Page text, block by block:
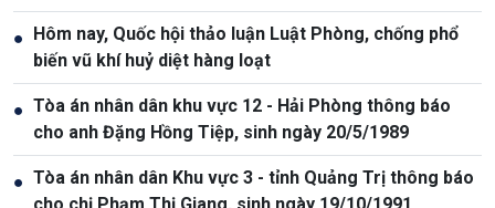
● Hôm nay, Quốc hội thảo luận Luật Phòng, chống phổ
biến vũ khí huỷ diệt hàng loạt
● Tòa án nhân dân khu vực 12 - Hải Phòng thông báo
cho anh Đặng Hồng Tiệp, sinh ngày 20/5/1989
● Tòa án nhân dân Khu vực 3 - tỉnh Quảng Trị thông báo
cho chị Phạm Thị Giang, sinh ngày 19/10/1991